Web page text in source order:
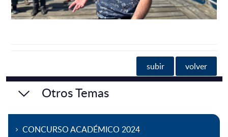
subir volver
Otros Temas
CONCURSO ACADÉMICO 2024